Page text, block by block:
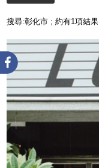
搜尋:彰化市 ; 約有1項結果